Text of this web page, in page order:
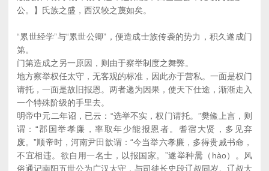
公。】氏族之盛，西汉较之蔑如矣。
“累世经学”与“累世公卿”，便造成士族传袭的势力，积久遂成门
第。
门第造成之另一原因，则由于察举制度之舞弊。
地方察举权任太守，无客观的标准，因此亦于营私。一面是权门
请托，一面是故旧报恩。两者递为因果，使天下仕途，渐渐走入
一个特殊阶级的手里去。
明帝中元二年诏，已云：“选举不实，权门请托。”樊鯈上言，则
谓：“郡国举孝廉，率取年少能报恩者。耆宿大贤，多见弃
废。”顺帝时，河南尹田歆谓：“今当举六孝廉，多得贵戚书命，
不宜相违。欲自用一名士，以报国家。”遂举种暠（hào）。风
俗通记南阳五世公为广汉太守，与司徒长史段辽叔同岁。辽叔大